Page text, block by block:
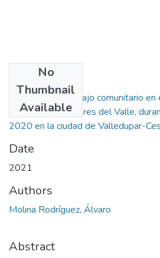
No
Thumbnail
Available
Incidencia del trabajo comunitario
el barrio Amaneceres del Valle,
2020 en la ciudad de Valledupar-
Date
2021
Authors
Molina Rodríguez, Álvaro
Abstract